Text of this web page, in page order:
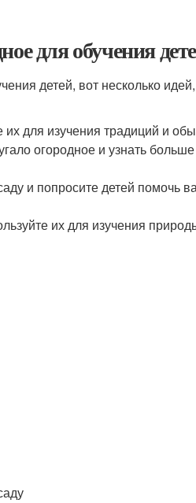
для обучения
детей, вот несколько
их для изучения традиций и
огородное и узнать
и попросите детей помочь
их для изучения